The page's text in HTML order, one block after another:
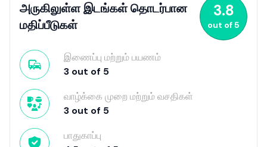
அருகிலுள்ள இடங்கள் தொடர்பான
மதிப்பீடுகள்
3.8
out of5
இணைப்பு மற்றும் பயணம்
3 out of 5
வாழ்க்கை முறை மற்றும் வசதிகள்
3 out of 5
பாதுகாப்பு